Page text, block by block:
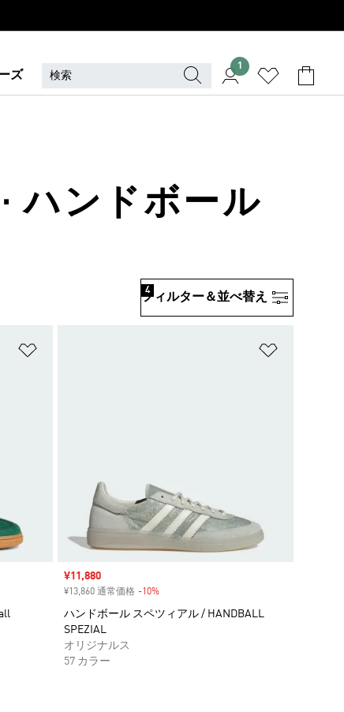
ズ
1
ハンドボール
フィルター＆並べ替え
4
セール価格
¥11,880
¥13,860 通常価格 -10%割引
ハンドボール スペツィアル / HANDBALL
SPEZIAL
オリジナルス
57 カラー